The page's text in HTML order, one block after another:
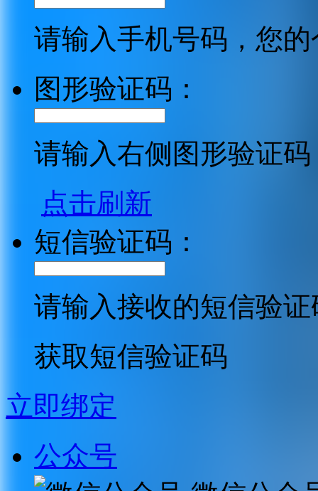
请输入手机号码，您
图形验证码：
请输入右侧图形验证码
点击刷新
短信验证码：
请输入接收的短信验证
获取短信验证码
立即绑定
公众号